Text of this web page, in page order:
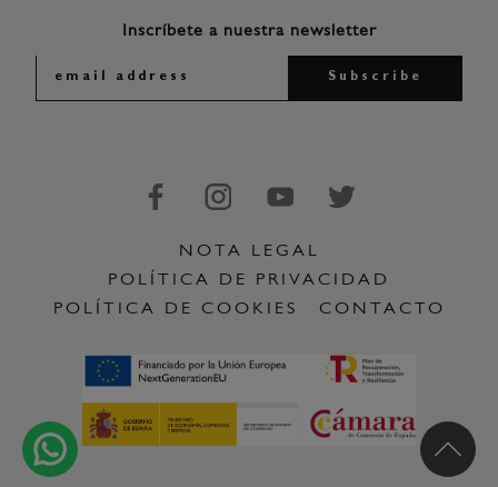
Inscríbete a nuestra newsletter
NOTA LEGAL
POLÍTICA DE PRIVACIDAD
POLÍTICA DE COOKIES
CONTACTO